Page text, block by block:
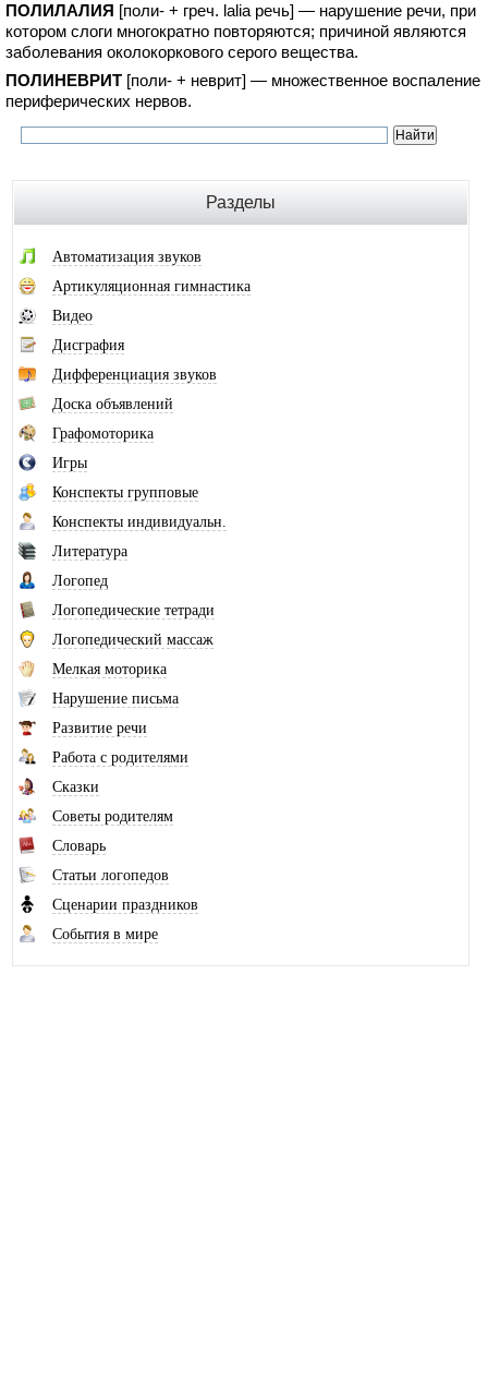
ПОЛИЛАЛИЯ [поли- + греч. lalia речь] — нарушение речи, при
котором слоги многократно повторяются; причиной являются
заболевания околокоркового серого вещества.
ПОЛИНЕВРИТ [поли- + неврит] — множественное воспаление
периферических нервов.
Разделы
Автоматизация звуков
Артикуляционная гимнастика
Видео
Дисграфия
Дифференциация звуков
Доска объявлений
Графомоторика
Игры
Конспекты групповые
Конспекты индивидуальн.
Литература
Логопед
Логопедические тетради
Логопедический массаж
Мелкая моторика
Нарушение письма
Развитие речи
Работа с родителями
Сказки
Советы родителям
Словарь
Статьи логопедов
Сценарии праздников
События в мире